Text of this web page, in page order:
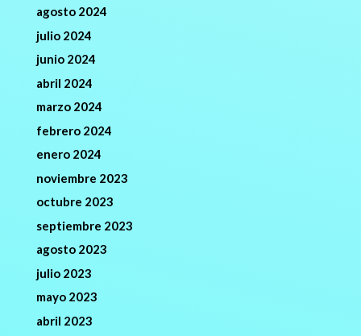
agosto 2024
julio 2024
junio 2024
abril 2024
marzo 2024
febrero 2024
enero 2024
noviembre 2023
octubre 2023
septiembre 2023
agosto 2023
julio 2023
mayo 2023
abril 2023